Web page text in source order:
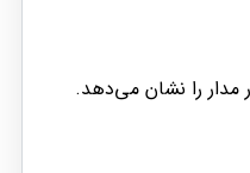
مدار را نشان می‌دهد.